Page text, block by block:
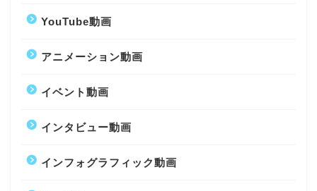
YouTube動画
アニメーション動画
イベント動画
インタビュー動画
インフォグラフィック動画